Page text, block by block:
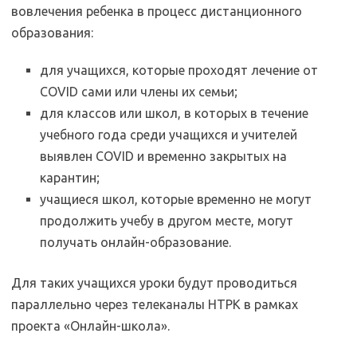
вовлечения ребенка в процесс дистанционного
образования:
для учащихся, которые проходят лечение от
COVID сами или члены их семьи;
для классов или школ, в которых в течение
учебного года среди учащихся и учителей
выявлен COVID и временно закрытых на
карантин;
учащиеся школ, которые временно не могут
продолжить учебу в другом месте, могут
получать онлайн-образование.
Для таких учащихся уроки будут проводиться
параллельно через телеканалы НТРК в рамках
проекта «Онлайн-школа».